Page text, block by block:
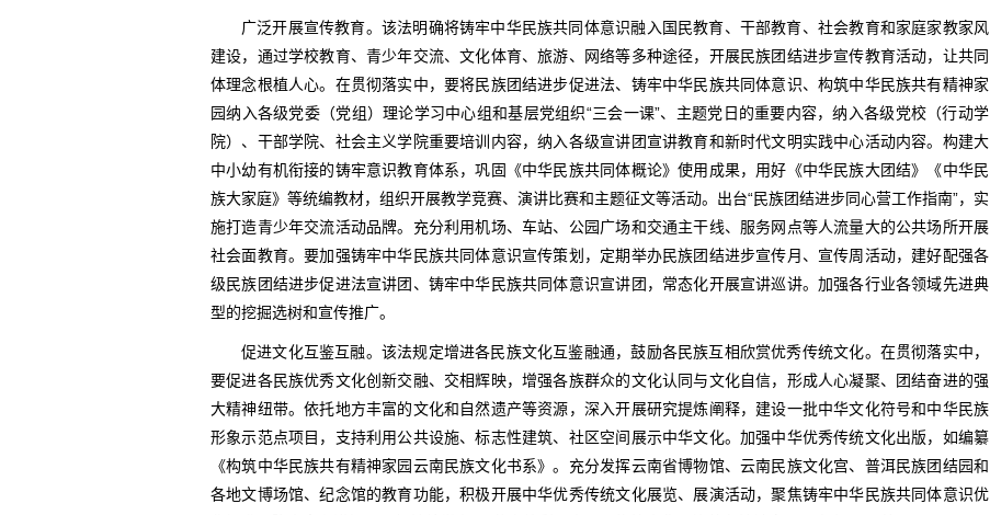
广泛开展宣传教育。该法明确将铸牢中华民族共同体意识融入国民教育、干部教育、社会教育和家庭家教家风
建设，通过学校教育、青少年交流、文化体育、旅游、网络等多种途径，开展民族团结进步宣传教育活动，让共同
体理念根植人心。在贯彻落实中，要将民族团结进步促进法、铸牢中华民族共同体意识、构筑中华民族共有精神家
园纳入各级党委（党组）理论学习中心组和基层党组织“三会一课”、主题党日的重要内容，纳入各级党校（行动学
院）、干部学院、社会主义学院重要培训内容，纳入各级宣讲团宣讲教育和新时代文明实践中心活动内容。构建大
中小幼有机衔接的铸牢意识教育体系，巩固《中华民族共同体概论》使用成果，用好《中华民族大团结》《中华民
族大家庭》等统编教材，组织开展教学竞赛、演讲比赛和主题征文等活动。出台“民族团结进步同心营工作指南”，实
施打造青少年交流活动品牌。充分利用机场、车站、公园广场和交通主干线、服务网点等人流量大的公共场所开展
社会面教育。要加强铸牢中华民族共同体意识宣传策划，定期举办民族团结进步宣传月、宣传周活动，建好配强各
级民族团结进步促进法宣讲团、铸牢中华民族共同体意识宣讲团，常态化开展宣讲巡讲。加强各行业各领域先进典
型的挖掘选树和宣传推广。
促进文化互鉴互融。该法规定增进各民族文化互鉴融通，鼓励各民族互相欣赏优秀传统文化。在贯彻落实中，
要促进各民族优秀文化创新交融、交相辉映，增强各族群众的文化认同与文化自信，形成人心凝聚、团结奋进的强
大精神纽带。依托地方丰富的文化和自然遗产等资源，深入开展研究提炼阐释，建设一批中华文化符号和中华民族
形象示范点项目，支持利用公共设施、标志性建筑、社区空间展示中华文化。加强中华优秀传统文化出版，如编纂
《构筑中华民族共有精神家园云南民族文化书系》。充分发挥云南省博物馆、云南民族文化宫、普洱民族团结园和
各地文博场馆、纪念馆的教育功能，积极开展中华优秀传统文化展览、展演活动，聚焦铸牢中华民族共同体意识优